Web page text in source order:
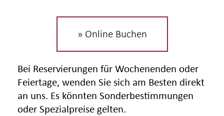
» Online Buchen
Bei Reservierungen für Wochenenden oder
Feiertage, wenden Sie sich am Besten direkt
an uns. Es könnten Sonderbestimmungen
oder Spezialpreise gelten.